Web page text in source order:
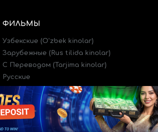
ФИЛЬМЫ
Узбекские (O'zbek kinolar)
Зарубежные (Rus tilida kinolar)
C Переводом (Tarjima kinolar)
Русские
Трейлеры (Treylerlar)